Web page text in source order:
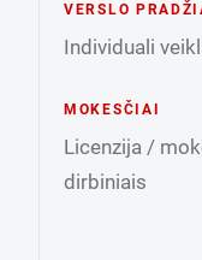
VERSLO
Individuali
MOKESČIAI
Licenzija /
dirbiniais